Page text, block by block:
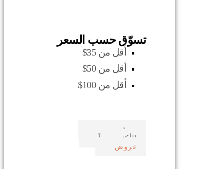
تسوّق حسب السعر
أقل من 35$
أقل من 50$
أقل من 100$
صدف بحري
الأكثر مبيعاً
عروض